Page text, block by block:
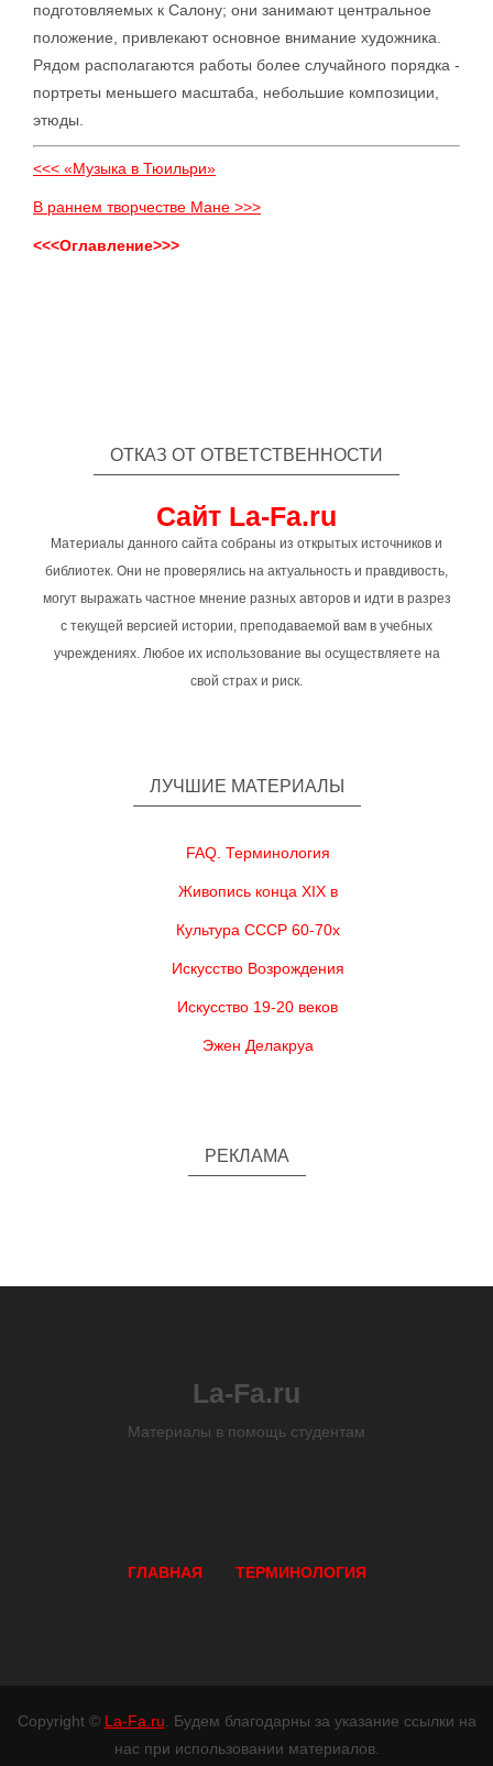
подготовляемых к Салону; они занимают центральное
положение, привлекают основное внимание художника.
Рядом располагаются работы более случайного порядка -
портреты меньшего масштаба, небольшие композиции,
этюды.
<<< «Музыка в Тюильри»
В раннем творчестве Мане >>>
<<<Оглавление>>>
ОТКАЗ ОТ ОТВЕТСТВЕННОСТИ
Сайт La-Fa.ru
Материалы данного сайта собраны из открытых источников и
библиотек. Они не проверялись на актуальность и правдивость,
могут выражать частное мнение разных авторов и идти в разрез
с текущей версией истории, преподаваемой вам в учебных
учреждениях. Любое их использование вы осуществляете на
свой страх и риск.
ЛУЧШИЕ МАТЕРИАЛЫ
FAQ. Терминология
Живопись конца XIX в
Культура СССР 60-70х
Искусство Возрождения
Искусство 19-20 веков
Эжен Делакруа
РЕКЛАМА
La-Fa.ru
Материалы в помощь студентам
ГЛАВНАЯ ТЕРМИНОЛОГИЯ
Copyright © La-Fa.ru . Будем благодарны за указание ссылки на
нас при использовании материалов.